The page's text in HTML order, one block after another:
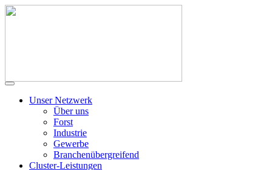
Unser Netzwerk
Über uns
Forst
Industrie
Gewerbe
Branchenübergreifend
Cluster-Leistungen